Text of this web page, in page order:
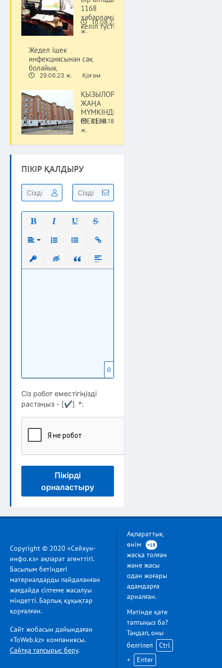
1168
хабарлама
келіп түсті
10.08.22
ж.
Жедел ішек
инфекциясынан сақ
болайық
29.06.23 ж. Қоғам
ҚЫЗЫЛОРДА
ЖАҢА
МҮМКІНДІКТЕР
МЕКЕНІ
21.08.18
ж.
ПІКІР ҚАЛДЫРУ
Вставить защищенную ссылку
Вставка скрытого текста
Вставка цитаты
Вставка спойлера
0
Сіз робот еместігіңізді
растаңыз - [✔] *:
Пікірді
орналастыру
Copyright © 2020 «Сейхун-
инфо.кз» ақпарат агенттігі.
Басылым бетіндегі
материалдарды пайдаланған
жағдайда сілтеме жасалуы
міндетті. Барлық құқықтар
қорғалған.
Сайт жобасын дайындаған
«ToWeb.kz» компаниясы.
Сайтқа тапсырыс беру.
Ақпараттық
өнім
+18
жасқа толған
және жасы
одан жоғары
адамдарға
арналған.
Мәтінде қате
таптыңыз ба?
Таңдап, оны
белгілеп
Ctrl
+
Enter